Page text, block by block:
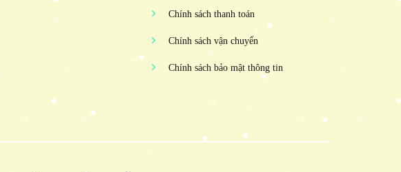
Chính sách thanh toán
Chính sách vận chuyển
Chính sách bảo mật thông tin